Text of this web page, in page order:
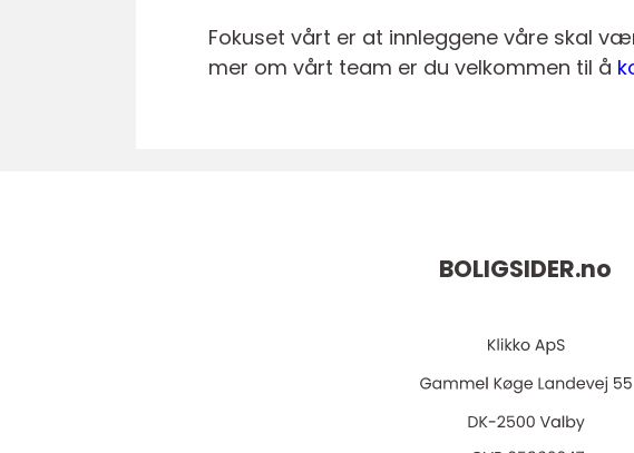
Fokuset vårt er at innleggene våre skal
mer om vårt team er du velkommen til å
BOLIGSIDER.no